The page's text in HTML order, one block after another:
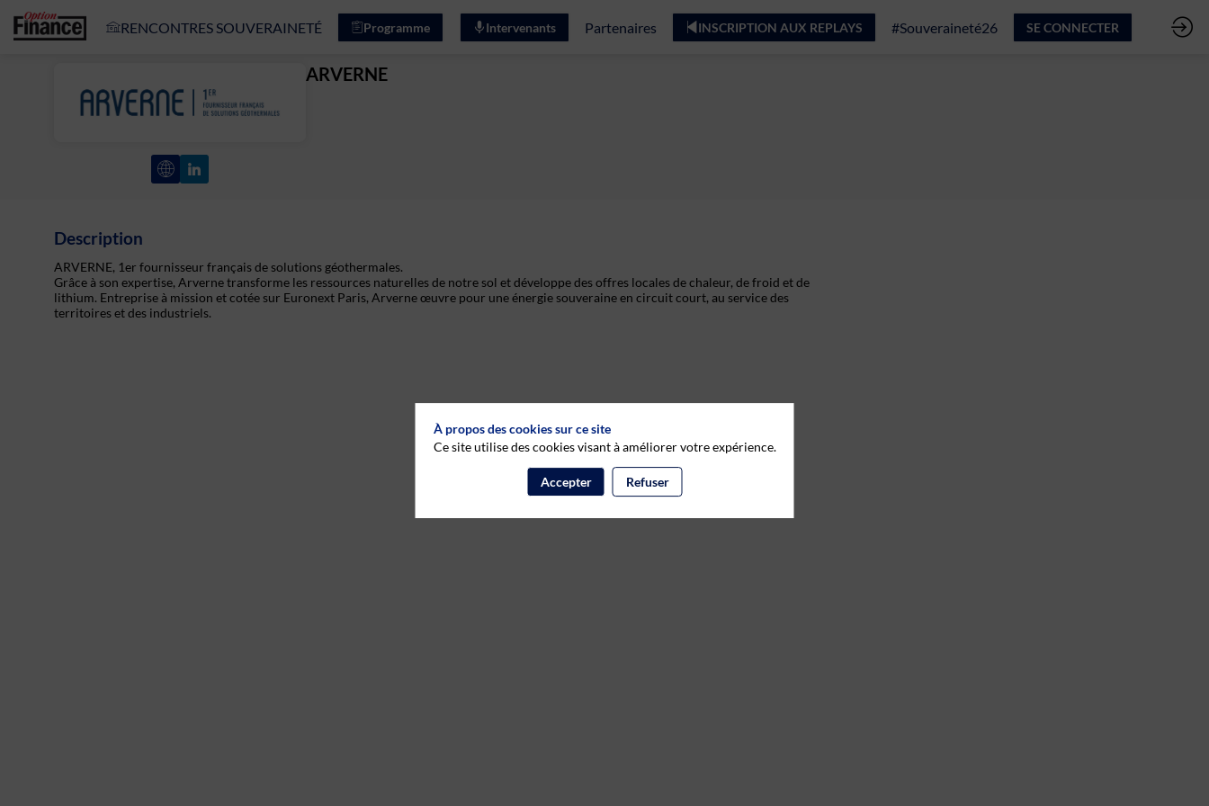
RENCONTRES SOUVERAINETÉ Programme Intervenants Partenaires INSCRIPTION AUX REPLAYS #Souveraineté26 SE CONNECTER
ARVERNE
Description
ARVERNE, 1er fournisseur français de solutions géothermales.
Grâce à son expertise, Arverne transforme les ressources naturelles de notre sol et développe des offres locales de chaleur, de froid et de
lithium. Entreprise à mission et cotée sur Euronext Paris, Arverne œuvre pour une énergie souveraine en circuit court, au service des
À propos des cookies sur ce site
Ce site utilise des cookies visant à améliorer votre expérience.
Accepter Refuser